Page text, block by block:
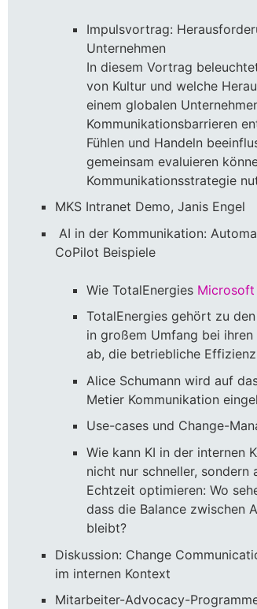
Impulsvortrag:
Unternehmen
In diesem Vortrag
von Kultur und welche
einem globalen
Kommunikationsbarrieren
Fühlen und Handeln
gemeinsam evaluieren
Kommunikationsstrategie
MKS Intranet Demo, Janis Engel
AI in der Kommunikation:
CoPilot Beispiele
Wie TotalEnergies
TotalEnergies gehört zu
in großem Umfang bei
ab, die betriebliche
Alice Schumann wird auf
Metier Kommunikation
Use-cases und Change-
Wie kann KI in der internen
nicht nur schneller, sondern
Echtzeit optimieren: Wo
dass die Balance zwischen
bleibt?
Diskussion: Change
im internen Kontext
Mitarbeiter-Advocacy-